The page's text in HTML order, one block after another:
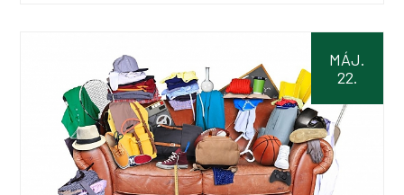
MÁJ.
22.